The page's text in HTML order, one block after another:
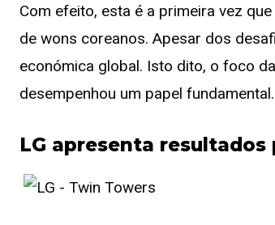
Com efeito, esta é a primeira vez
de wons coreanos. Apesar dos
económica global. Isto dito, o foco
desempenhou um papel fundamental.
LG apresenta